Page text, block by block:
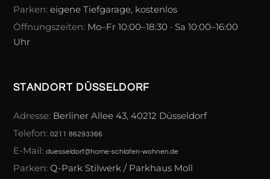
Parken: eigene Tiefgarage, kostenlos
Öffnungszeiten: Mo–Fr 10:00–18:30 · Sa 10:00–16:00
Uhr
STANDORT DÜSSELDORF
Adresse: Berliner Allee 43, 40212 Düsseldorf
Telefon: 0211 86293366
E-Mail: duesseldorf@home-schlafen-wohnen.de
Parken: Q-Park Stilwerk / Parkhaus Moll